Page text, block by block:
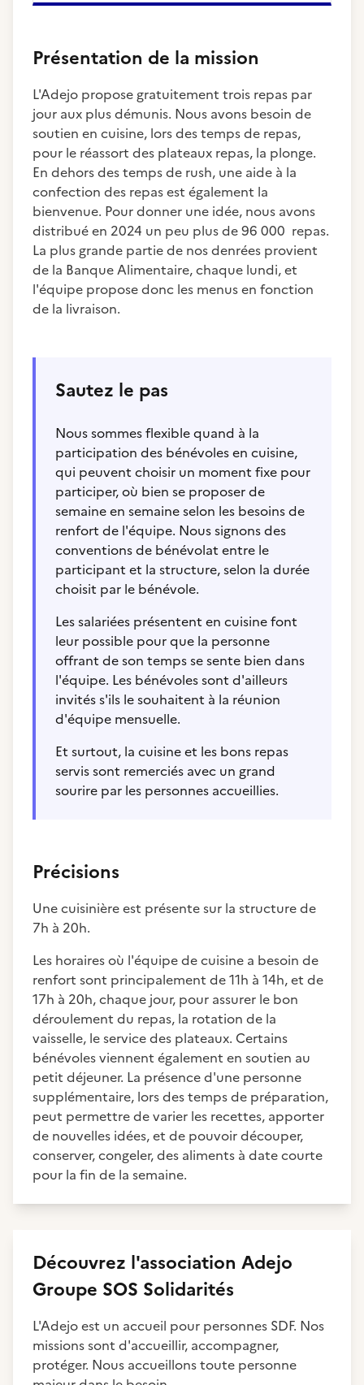
Présentation de la mission
L'Adejo propose gratuitement trois repas par
jour aux plus démunis. Nous avons besoin de
soutien en cuisine, lors des temps de repas,
pour le réassort des plateaux repas, la plonge.
En dehors des temps de rush, une aide à la
confection des repas est également la
bienvenue. Pour donner une idée, nous avons
distribué en 2024 un peu plus de 96 000 repas.
La plus grande partie de nos denrées provient
de la Banque Alimentaire, chaque lundi, et
l'équipe propose donc les menus en fonction
de la livraison.
Sautez le pas
Nous sommes flexible quand à la
participation des bénévoles en cuisine,
qui peuvent choisir un moment fixe pour
participer, où bien se proposer de
semaine en semaine selon les besoins de
renfort de l'équipe. Nous signons des
conventions de bénévolat entre le
participant et la structure, selon la durée
choisit par le bénévole.
Les salariées présentent en cuisine font
leur possible pour que la personne
offrant de son temps se sente bien dans
l'équipe. Les bénévoles sont d'ailleurs
invités s'ils le souhaitent à la réunion
d'équipe mensuelle.
Et surtout, la cuisine et les bons repas
servis sont remerciés avec un grand
sourire par les personnes accueillies.
Précisions
Une cuisinière est présente sur la structure de
7h à 20h.
Les horaires où l'équipe de cuisine a besoin de
renfort sont principalement de 11h à 14h, et de
17h à 20h, chaque jour, pour assurer le bon
déroulement du repas, la rotation de la
vaisselle, le service des plateaux. Certains
bénévoles viennent également en soutien au
petit déjeuner. La présence d'une personne
supplémentaire, lors des temps de préparation,
peut permettre de varier les recettes, apporter
de nouvelles idées, et de pouvoir découper,
conserver, congeler, des aliments à date courte
pour la fin de la semaine.
Découvrez l'association Adejo
Groupe SOS Solidarités
L'Adejo est un accueil pour personnes SDF. Nos
missions sont d'accueillir, accompagner,
protéger. Nous accueillons toute personne